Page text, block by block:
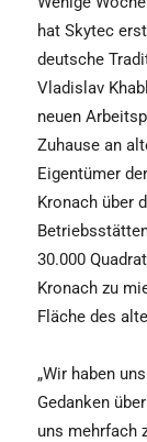
hat Skytec
deutsche
Vladislav
neuen
Zuhause an
Eigentümer
Kronach über
30.000
Kronach zu
Fläche des
„Wir haben
Gedanken
uns mehrfach